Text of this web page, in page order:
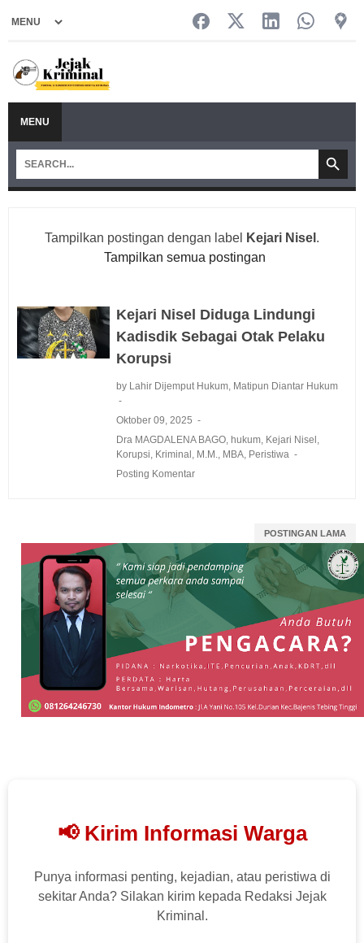
MENU
Tampilkan postingan dengan label Kejari Nisel .
Tampilkan semua postingan
Kejari Nisel Diduga Lindungi
Kadisdik Sebagai Otak Pelaku
Korupsi
by Lahir Dijemput Hukum, Matipun Diantar Hukum
Oktober 09, 2025
Dra MAGDALENA BAGO, hukum, Kejari Nisel
Korupsi Kriminal M.M. MBA, Peristiwa
Posting Komentar
POSTINGAN LAMA
📢 Kirim Informasi Warga
Punya informasi penting, kejadian, atau peristiwa di
sekitar Anda? Silakan kirim kepada Redaksi Jejak
Kriminal.